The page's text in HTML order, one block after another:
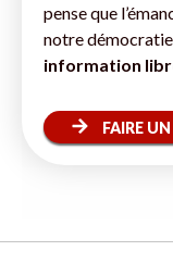
pense que
notre
information
FAIRE